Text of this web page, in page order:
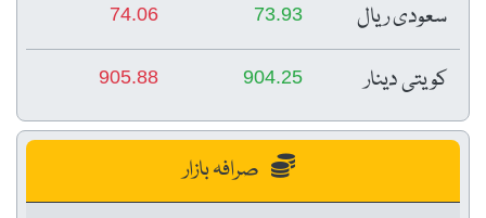
سعودی ریال 73.93
74.06
کویتی دینار 904.25
905.88
صرافہ بازار